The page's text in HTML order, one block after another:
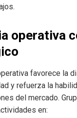
operativa
favorece la
y refuerza la
del mercado.
en: